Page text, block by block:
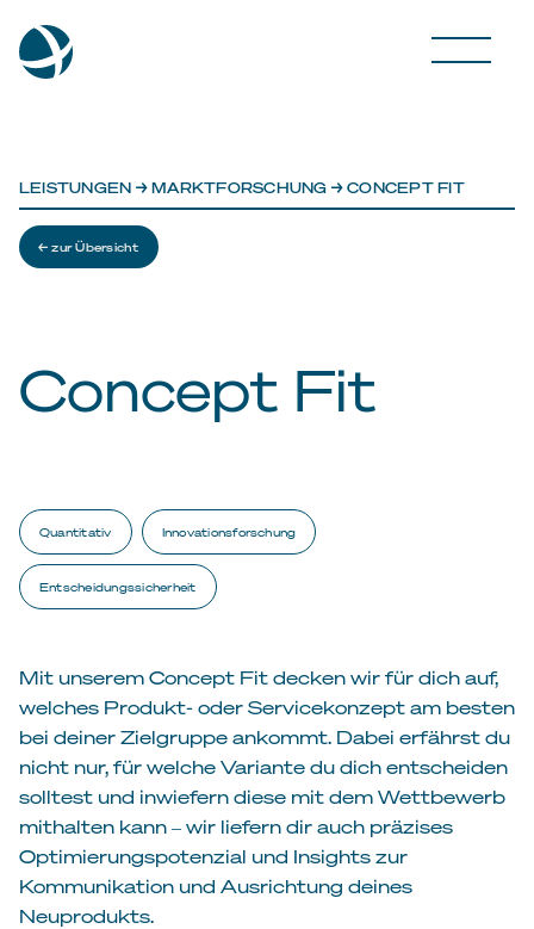
LEISTUNGEN →MARKTFORSCHUNG → CONCEPT FIT
← zur Übersicht
Concept Fit
Quantitativ Innovationsforschung
Entscheidungssicherheit
Mit unserem Concept Fit decken wir für dich auf,
welches Produkt- oder Servicekonzept am besten
bei deiner Zielgruppe ankommt. Dabei erfährst du
nicht nur, für welche Variante du dich entscheiden
solltest und inwiefern diese mit dem Wettbewerb
mithalten kann ‒ wir liefern dir auch präzises
Optimierungspotenzial und Insights zur
Kommunikation und Ausrichtung deines
Neuprodukts.